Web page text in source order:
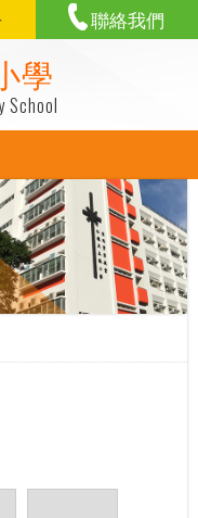
學
School
聯絡我們